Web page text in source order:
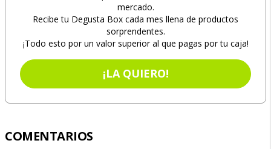
mercado.
Recibe tu Degusta Box cada mes llena de productos
sorprendentes.
¡Todo esto por un valor superior al que pagas por tu caja!
¡LA QUIERO!
COMENTARIOS